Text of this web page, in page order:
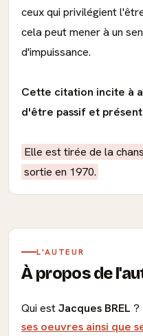
ceux qui privilégient
cela peut mener à un
d'impuissance.
Cette citation incite à
d'être passif et
Elle est tirée de la
sortie en 1970.
L'AUTEUR
À propos de
Qui estJacques BREL ?
ses oeuvres ainsi que